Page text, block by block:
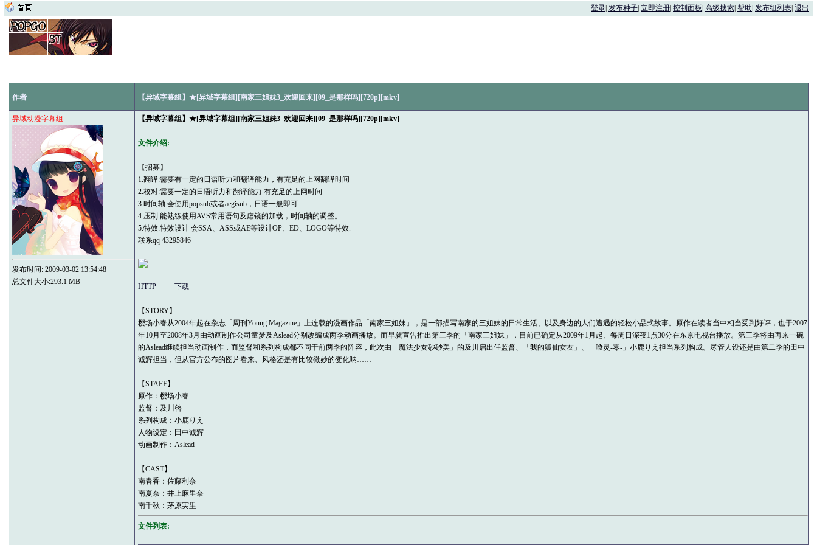
登录 发布种子 立即注册 控制面板 高级搜索 帮助 发布组列表 退出
作者 【异域字幕组】★[异域字幕组][南家三姐妹3_欢迎回来][09_是那样吗][720p][mkv]
异域动漫字幕组
发布时间: 2009-03-02 13:54:48
总文件大小:293.1 MB
【异域字幕组】★[异域字幕组][南家三姐妹3_欢迎回来][09_是那样吗][720p][mkv]
文件介绍:
【招募】
1.翻译:需要有一定的日语听力和翻译能力，有充足的上网翻译时间
2.校对:需要一定的日语听力和翻译能力 有充足的上网时间
3.时间轴:会使用popsub或者aegisub，日语一般即可.
4.压制:能熟练使用AVS常用语句及虑镜的加载，时间轴的调整。
5.特效:特效设计 会SSA、ASS或AE等设计OP、ED、LOGO等特效.
联系qq 43295846
HTTP_____下载
【STORY】
樱场小春从2004年起在杂志「周刊Young Magazine」上连载的漫画作品「南家三姐妹」，是一部描写南家的三姐妹的日常生活、以及身边的人们遭遇的轻松小品式故事。原作在读者当中相当受到好评，也于2007
年10月至2008年3月由动画制作公司童梦及Aslead分别改编成两季动画播放。而早就宣告推出第三季的「南家三姐妹」，目前已确定从2009年1月起、每周日深夜1点30分在东京电视台播放。第三季将由再来一碗
的Aslead继续担当动画制作，而监督和系列构成都不同于前两季的阵容，此次由「魔法少女砂砂美」的及川启出任监督、「我的狐仙女友」、「喰灵-零-」小鹿りえ担当系列构成。尽管人设还是由第二季的田中
诚辉担当，但从官方公布的图片看来、风格还是有比较微妙的变化呐……
【STAFF】
原作：樱场小春
监督：及川啓
系列构成：小鹿りえ
人物设定：田中诚辉
动画制作：Aslead
【CAST】
南春香：佐藤利奈
南夏奈：井上麻里奈
南千秋：茅原実里
文件列表: